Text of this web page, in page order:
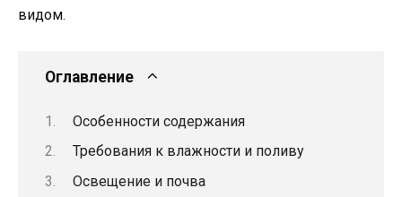
видом.
Оглавление
Особенности содержания
Требования к влажности и поливу
Освещение и почва